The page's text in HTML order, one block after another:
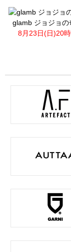
glamb ジョジョの
8月23日(日)20